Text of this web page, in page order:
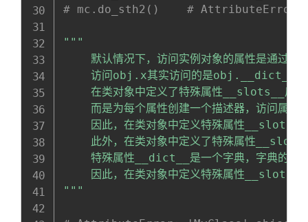
# mc.do_sth2()    #
"""
默认情况下，访问实例对象的属性是通过
访问obj.x其实访问的是
在类对象中定义了特殊属性__slots__后
而是为每个属性创建一个描述器，访问属
因此，在类对象中定义特殊属性__slots__
此外，在类对象中定义了特殊属性
特殊属性__dict__是一个字典，字典的本
因此，在类对象中定义特殊属性__slots__
"""